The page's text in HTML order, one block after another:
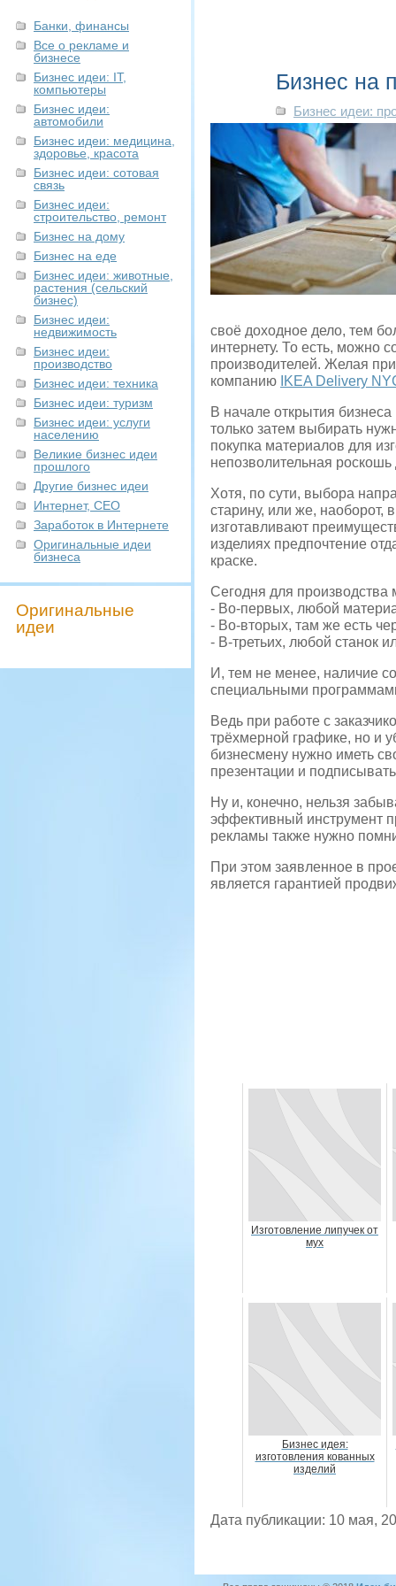
Банки, финансы
Все о рекламе и
бизнесе
Бизнес идеи: IT,
компьютеры
Бизнес идеи:
автомобили
Бизнес идеи: медицина,
здоровье, красота
Бизнес идеи: сотовая
связь
Бизнес идеи:
строительство, ремонт
Бизнес на дому
Бизнес на еде
Бизнес идеи: животные,
растения (сельский
бизнес)
Бизнес идеи:
недвижимость
Бизнес идеи:
производство
Бизнес идеи: техника
Бизнес идеи: туризм
Бизнес идеи: услуги
населению
Великие бизнес идеи
прошлого
Другие бизнес идеи
Интернет, СЕО
Заработок в Интернете
Оригинальные идеи
бизнеса
Оригинальные
идеи
Бизнес на
Бизнес идеи:
своё доходное дело, тем
интернету. То есть, можно
производителей. Желая
компанию IKEA Delivery
В начале открытия
только затем выбирать
покупка материалов для
непозволительная
Хотя, по сути, выбора
старину, или же, наоборот,
изготавливают
изделиях предпочтение
краске.
Сегодня для производства
- Во-первых, любой
- Во-вторых, там же есть
- В-третьих, любой станок
И, тем не менее, наличие
специальными
Ведь при работе с
трёхмерной графике, но и
бизнесмену нужно иметь
презентации и
Ну и, конечно, нельзя
эффективный инструмент
рекламы также нужно
При этом заявленное в
является гарантией
Изготовление липучек от
мух
Бизнес идея:
изготовления кованных
изделий
Дата публикации: 10 мая,